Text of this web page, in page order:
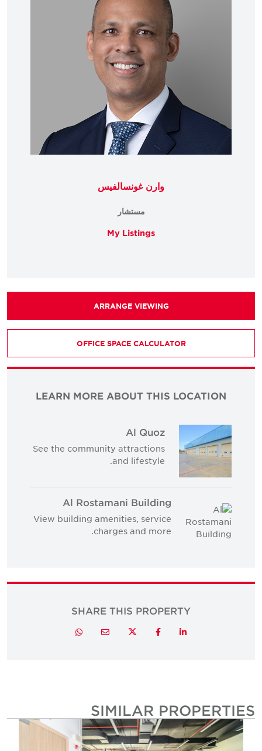
وارن غونسالفيس
مستشار
My Listings
ARRANGE VIEWING
OFFICE SPACE CALCULATOR
LEARN MORE ABOUT THIS LOCATION
Al Quoz
See the community attractions
and lifestyle.
Al Rostamani Building
View building amenities, service
charges and more.
SHARE THIS PROPERTY
LinkedIn
Facebook
Twitter
Email
Whatsapp
SIMILAR PROPERTIES